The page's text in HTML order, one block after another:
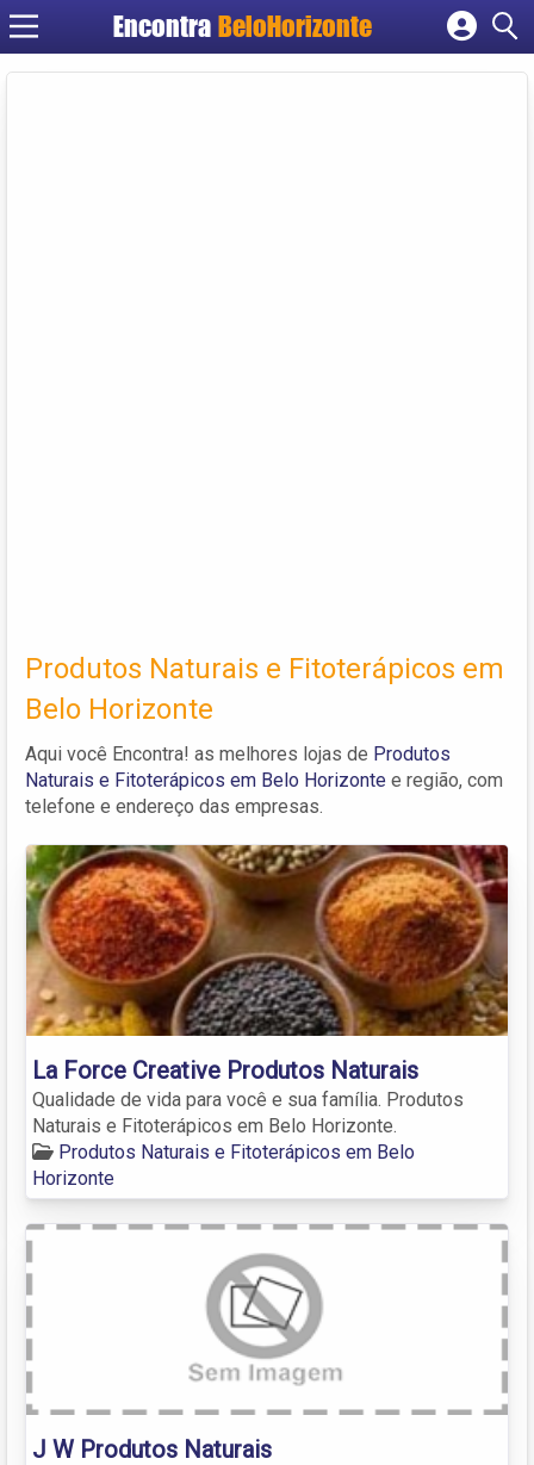
Encontra BeloHorizonte
Cadastrar empresa
Produtos Naturais e Fitoterápicos em
Belo Horizonte
Aqui você Encontra! as melhores lojas de Produtos
Naturais e Fitoterápicos em Belo Horizonte e região, com
telefone e endereço das empresas.
La Force Creative Produtos Naturais
Qualidade de vida para você e sua família. Produtos
Naturais e Fitoterápicos em Belo Horizonte.
Produtos Naturais e Fitoterápicos em Belo
Horizonte
J W Produtos Naturais